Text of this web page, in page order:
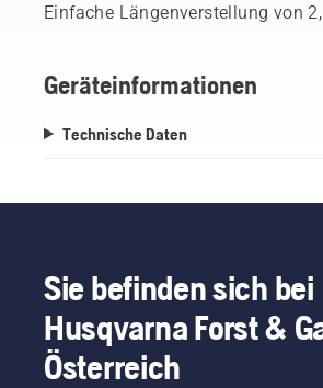
Einfache Längenverstellung von
Geräteinformationen
Technische Daten
Sie befinden sich bei
Husqvarna Forst &
Österreich